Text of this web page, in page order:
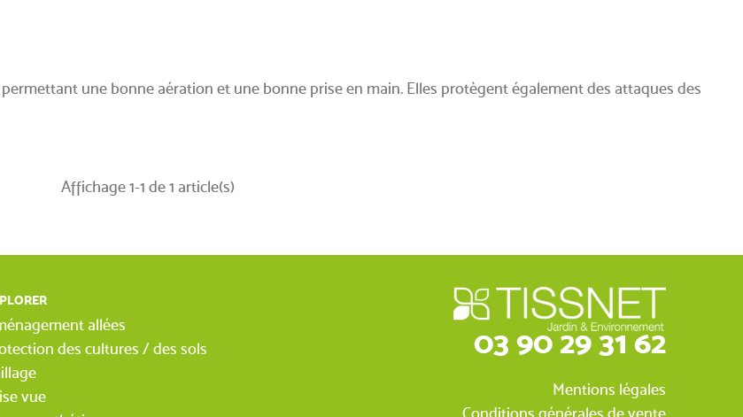
une bonne aération et une bonne prise en main. Elles protègent également des attaques des
Affichage 1-1 de 1 article(s)
allées
des cultures / des sols
vue
03 90 29 31 62
Mentions légales
Conditions générales de vente